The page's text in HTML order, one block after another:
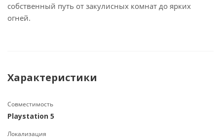
собственный путь от закулисных комнат до ярких
огней.
Характеристики
Совместимость
Playstation 5
Локализация